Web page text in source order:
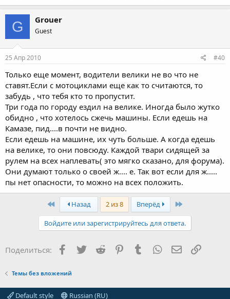
G Grouer
Guest
25 Апр 2010 #40
Только еще момент, водители велики не во что не
ставят.Если с мотоциклами еще как то считаются, то
забудь , что тебя кто то пропустит.
Три года по городу ездил на велике. Иногда было жутко
обидно , что хотелось сжечь машины. Если едешь на
Камазе, пид....в почти не видно.
Если едешь на машине, их чуть больше. А когда едешь
на велике, то они повсюду. Каждой твари сидящей за
рулем на всех наплевать( это мягко сказано, для форума).
Они думают только о своей ж.... е. Так вот если для ж.....
пы нет опасности, то можно на всех положить.
First Назад 2 из 8 Вперёд Last
Войдите или зарегистрируйтесь для ответа.
Поделиться: Facebook
TwitterReddit PinterestTumblr WhatsApp Ссылка
Темы без вложений
Default style Russian (RU)